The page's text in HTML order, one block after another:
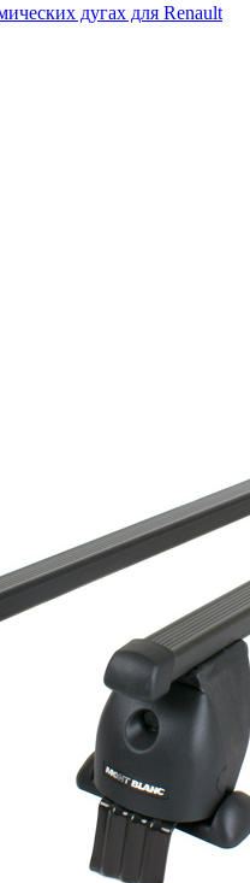
дугах для Renault